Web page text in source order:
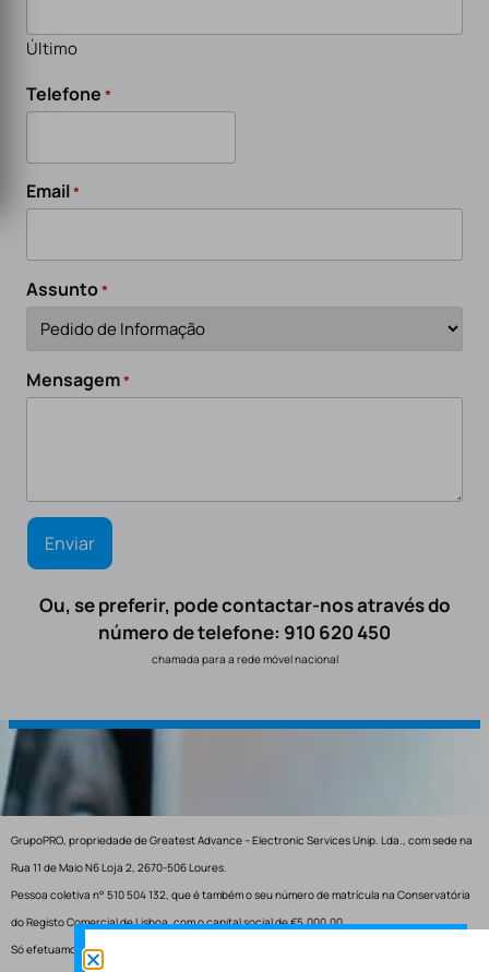
Último
Telefone *
Email*
Assunto*
Mensagem*
Ou, se preferir, pode contactar-nos através do
número de telefone: 910 620 450
chamada para a rede móvel nacional
GrupoPRO, propriedade de Greatest Advance – Electronic Services Unip. Lda., com sede na
Rua 11 de Maio N6 Loja 2, 2670-506 Loures.
Pessoa coletiva n° 510 504 132, que é também o seu número de matrícula na Conservatória
do Registo Comercial de Lisboa, com o capital social de €5.000,00.
Só efetuamos entregas em Portugal.